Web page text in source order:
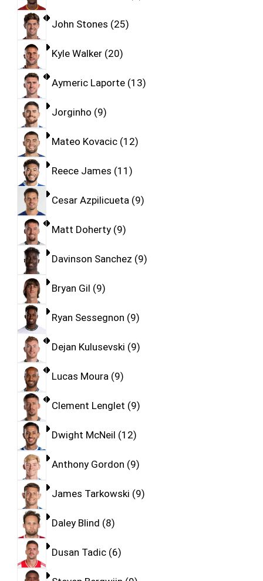
John Stones 25
Kyle Walker 20
Aymeric Laporte 13
Jorginho 9
Mateo Kovacic 12
Reece James 11
Cesar Azpilicueta 9
Matt Doherty 9
Davinson Sanchez 9
Bryan Gil 9
Ryan Sessegnon 9
Dejan Kulusevski 9
Lucas Moura 9
Clement Lenglet 9
Dwight McNeil 12
Anthony Gordon 9
James Tarkowski 9
Daley Blind 8
Dusan Tadic 6